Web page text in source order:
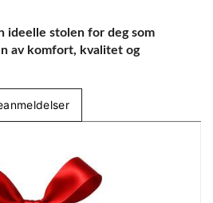
ideelle stolen for deg som
av komfort, kvalitet og